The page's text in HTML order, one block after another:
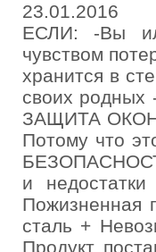
23.01.2016
ЕСЛИ: -Вы
чувством
хранится в
своих родных
ЗАЩИТА ОКОН
Потому что
и
Пожизненная
сталь +
Продукт